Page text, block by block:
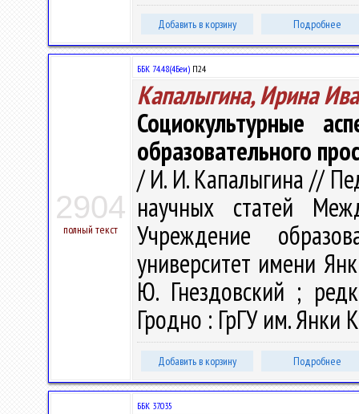
Добавить в корзину Подробнее
2904
полный текст
ББК 74.48(4Беи) П24
Капалыгина, Ирина
Социокультурные
образовательного
/ И. И. Капалыгина //
научных статей
Учреждение
университет имени
Ю. Гнездовский ;
Гродно : ГрГУ им. Янки
Добавить в корзину Подробнее
ББК 37.035